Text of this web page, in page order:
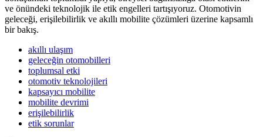
ve önündeki teknolojik ile etik engelleri tartışıyoruz. Otomotivin
geleceği, erişilebilirlik ve akıllı mobilite çözümleri üzerine kapsamlı
bir bakış.
akıllı ulaşım
geleceğin otomobilleri
toplumsal etki
otomotiv teknolojileri
kapsayıcı mobilite
mobilite devrimi
erişilebilirlik
etik sorunlar